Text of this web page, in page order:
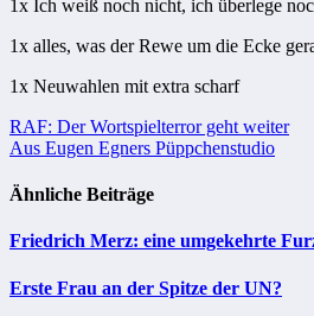
1x Ich weiß noch nicht, ich überlege
1x alles, was der Rewe um die Ecke
1x Neuwahlen mit extra scharf
Beitragsnavigation
RAF: Der Wortspielterror geht weiter
Aus Eugen Egners Püppchenstudio
Ähnliche Beiträge
Friedrich Merz: eine umgekehrte
Erste Frau an der Spitze der UN?